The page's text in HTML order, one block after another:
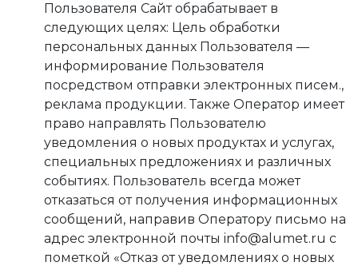
Пользователя Сайт обрабатывает в
следующих целях: Цель обработки
персональных данных Пользователя —
информирование Пользователя
посредством отправки электронных писем.,
реклама продукции. Также Оператор имеет
право направлять Пользователю
уведомления о новых продуктах и услугах,
специальных предложениях и различных
событиях. Пользователь всегда может
отказаться от получения информационных
сообщений, направив Оператору письмо на
адрес электронной почты info@alumet.ru с
пометкой «Отказ от уведомлениях о новых